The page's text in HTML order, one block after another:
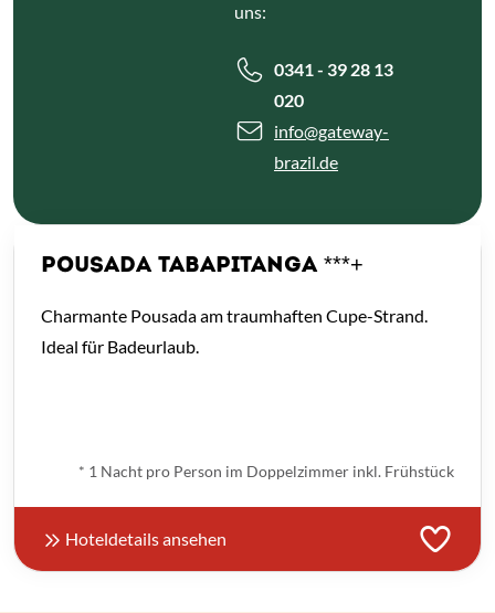
uns:
0341 - 39 28 13
020
info@gateway-
brazil.de
POUSADA TABAPITANGA ***+
Charmante Pousada am traumhaften Cupe-Strand.
Ideal für Badeurlaub.
* 1 Nacht pro Person im Doppelzimmer inkl. Frühstück
Hoteldetails ansehen